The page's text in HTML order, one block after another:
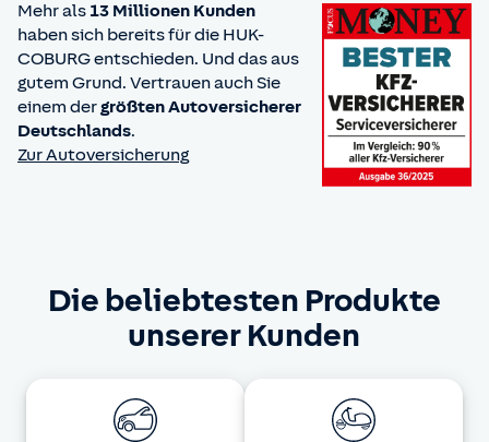
Mehr als 13 Millionen Kunden
haben sich bereits für die HUK-
COBURG entschieden. Und das aus
gutem Grund. Vertrauen auch Sie
einem dergrößten Autoversicherer
Deutschlands.
Zur Autoversicherung
Die beliebtesten Produkte
unserer Kunden